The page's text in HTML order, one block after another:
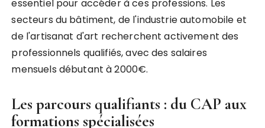
essentiel pour accéder à ces professions. Les
secteurs du bâtiment, de l'industrie automobile et
de l'artisanat d'art recherchent activement des
professionnels qualifiés, avec des salaires
mensuels débutant à 2000€.
Les parcours qualifiants : du CAP aux
formations spécialisées